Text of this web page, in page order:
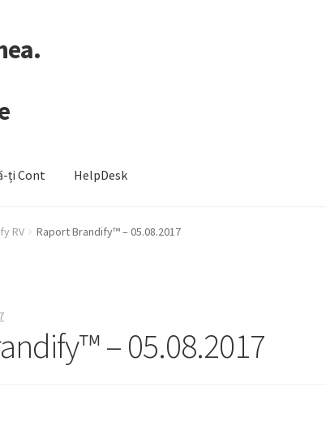
ți Cont HelpDesk
RV Raport Brandify™ – 05.08.2017
– 05.08.2017